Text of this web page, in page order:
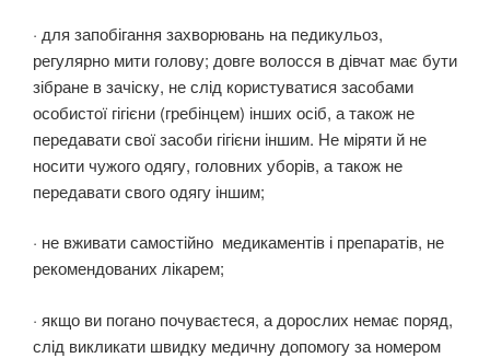
· для запобігання захворювань на педикульоз,
регулярно мити голову; довге волосся в дівчат має бути
зібране в зачіску, не слід користуватися засобами
особистої гігієни (гребінцем) інших осіб, а також не
передавати свої засоби гігієни іншим. Не міряти й не
носити чужого одягу, головних уборів, а також не
передавати свого одягу іншим;
· не вживати самостійно медикаментів і препаратів, не
рекомендованих лікарем;
· якщо ви погано почуваєтеся, а дорослих немає поряд,
слід викликати швидку медичну допомогу за номером